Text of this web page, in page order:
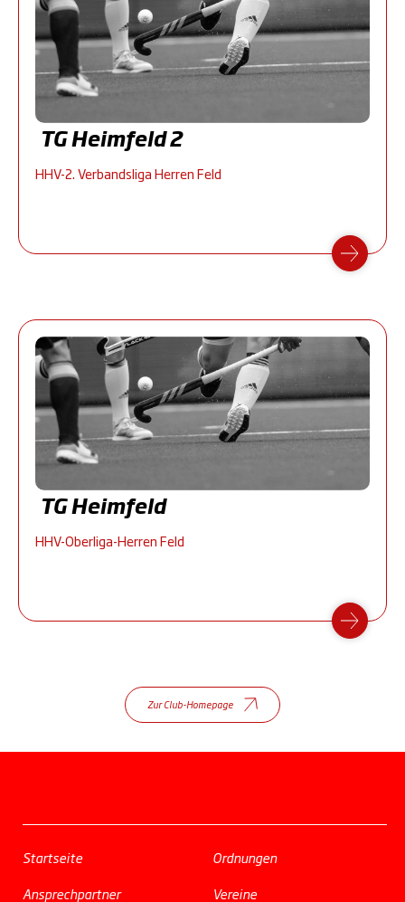
TG Heimfeld 2
HHV-2. Verbandsliga Herren Feld
TG Heimfeld
HHV-Oberliga-Herren Feld
Zur Club-Homepage
Startseite
Ansprechpartner
Ordnungen
Vereine